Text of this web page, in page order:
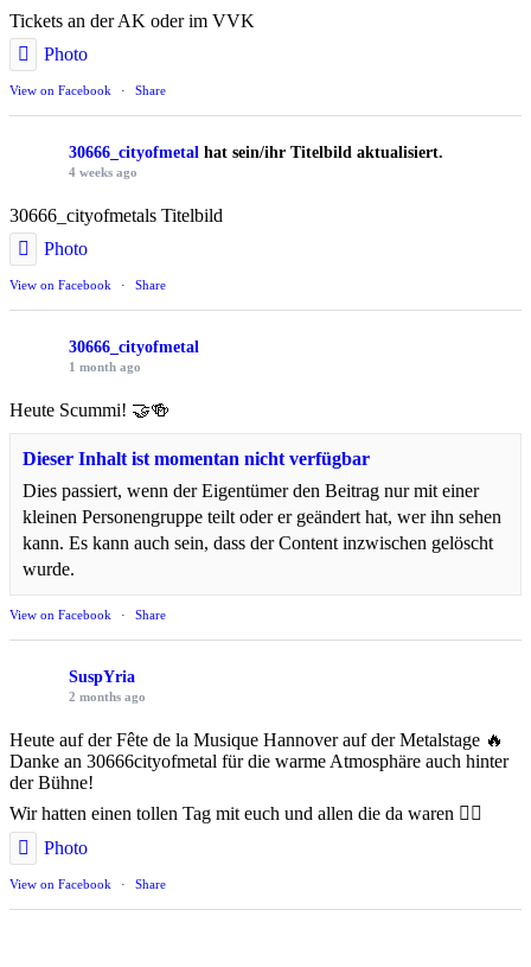
Tickets an der AK oder im VVK
Photo
View on Facebook · Share
30666_cityofmetal hat sein/ihr Titelbild aktualisiert.
4 weeks ago
30666_cityofmetals Titelbild
Photo
View on Facebook · Share
30666_cityofmetal
1 month ago
Heute Scummi! 🤝🍻
Dieser Inhalt ist momentan nicht verfügbar
Dies passiert, wenn der Eigentümer den Beitrag nur mit einer
kleinen Personengruppe teilt oder er geändert hat, wer ihn sehen
kann. Es kann auch sein, dass der Content inzwischen gelöscht
wurde.
View on Facebook · Share
SuspYria
2 months ago
Heute auf der Fête de la Musique Hannover auf der Metalstage 🔥
Danke an 30666cityofmetal für die warme Atmosphäre auch hinter
der Bühne!
Wir hatten einen tollen Tag mit euch und allen die da waren ❤️‍🔥
Photo
View on Facebook · Share